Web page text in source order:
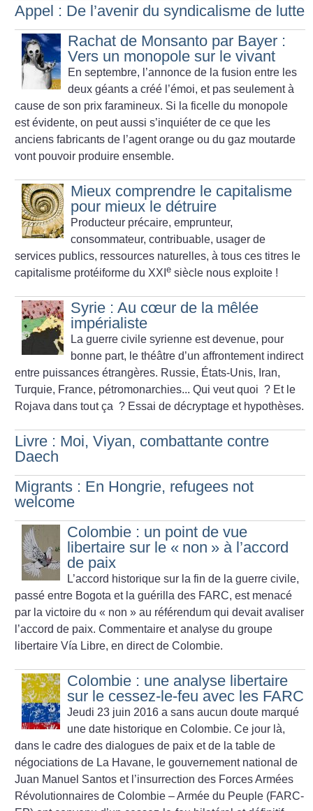
Appel : De l’avenir du syndicalisme de lutte
Rachat de Monsanto par Bayer :
Vers un monopole sur le vivant
En septembre, l’annonce de la fusion entre les
deux géants a créé l’émoi, et pas seulement à
cause de son prix faramineux. Si la ficelle du monopole
est évidente, on peut aussi s’inquiéter de ce que les
anciens fabricants de l’agent orange ou du gaz moutarde
vont pouvoir produire ensemble.
Mieux comprendre le capitalisme
pour mieux le détruire
Producteur précaire, emprunteur,
consommateur, contribuable, usager de
services publics, ressources naturelles, à tous ces titres le
capitalisme protéiforme du XXIe siècle nous exploite !
Syrie : Au cœur de la mêlée
impérialiste
La guerre civile syrienne est devenue, pour
bonne part, le thé­âtre d’un affrontement indirect
entre puissances étrangères. Russie, États-Unis, Iran,
Turquie, France, pétromonarchies... Qui veut quoi ? Et le
Rojava dans tout ça ? Essai de décryptage et hypothèses.
Livre : Moi, Viyan, combattante contre
Daech
Migrants : En Hongrie, refugees not
welcome
Colombie : un point de vue
libertaire sur le « non » à l’accord
de paix
L’accord historique sur la fin de la guerre civile,
passé entre Bogota et la guérilla des FARC, est menacé
par la victoire du « non » au référendum qui devait avaliser
l’accord de paix. Commentaire et analyse du groupe
libertaire Vía Libre, en direct de Colombie.
Colombie : une analyse libertaire
sur le cessez-le-feu avec les FARC
Jeudi 23 juin 2016 a sans aucun doute marqué
une date historique en Colombie. Ce jour là,
dans le cadre des dialogues de paix et de la table de
négociations de La Havane, le gouvernement national de
Juan Manuel Santos et l’insurrection des Forces Armées
Révolutionnaires de Colombie – Armée du Peuple (FARC-